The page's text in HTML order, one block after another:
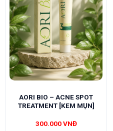
AORI BIO – ACNE SPOT
TREATMENT [KEM MỤN]
300.000VNĐ